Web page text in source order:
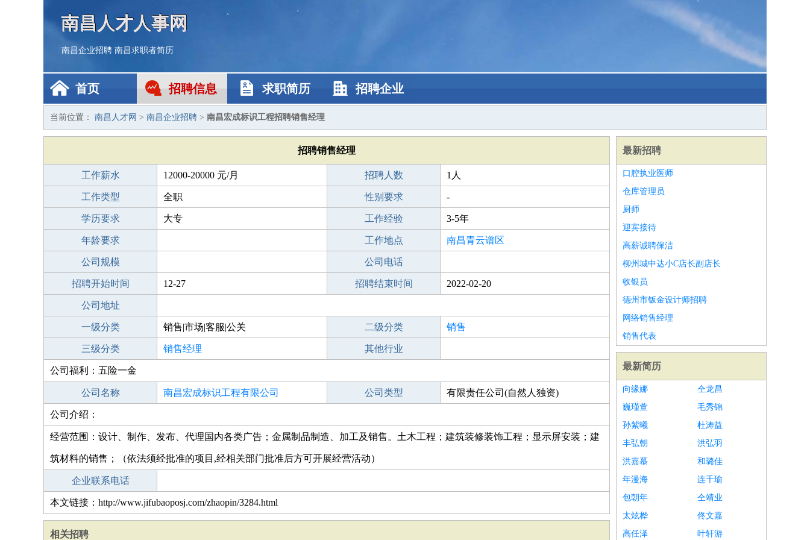
南昌人才人事网
南昌企业招聘 南昌求职者简历
首页 招聘信息 求职简历 招聘企业
当前位置： 南昌人才网 > 南昌企业招聘 > 南昌宏成标识工程招聘销售经理
招聘销售经理
工作薪水 12000-20000 元/月 招聘人数 1人
工作类型 全职 性别要求 -
学历要求 大专 工作经验 3-5年
年龄要求 工作地点 南昌青云谱区
公司规模 公司电话
招聘开始时间 12-27 招聘结束时间 2022-02-20
公司地址
一级分类 销售|市场|客服|公关 二级分类 销售
三级分类 销售经理 其他行业
公司福利：五险一金
公司名称 南昌宏成标识工程有限公司 公司类型 有限责任公司(自然人独资)
公司介绍：
经营范围：设计、制作、发布、代理国内各类广告；金属制品制造、加工及销售。土木工程；建筑装修装饰工程；显示屏安装；建
筑材料的销售；（依法须经批准的项目,经相关部门批准后方可开展经营活动）
企业联系电话
本文链接：http://www.jifubaoposj.com/zhaopin/3284.html
相关招聘
最新招聘
口腔执业医师
仓库管理员
厨师
迎宾接待
高薪诚聘保洁
柳州城中达小C店长副店长
收银员
德州市钣金设计师招聘
网络销售经理
销售代表
最新简历
向缘娜
仝龙昌
巍瑾萱
毛秀锦
孙紫曦
杜涛益
丰弘朝
洪弘羽
洪嘉慕
和璐佳
年漫海
连千瑜
包朝年
仝靖业
太炫桦
佟文嘉
高任泽
叶轩游